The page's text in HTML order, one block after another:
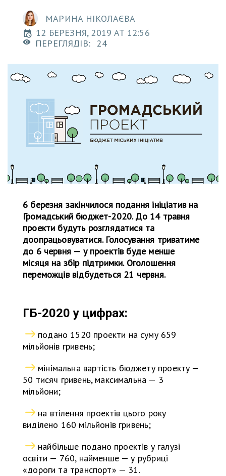
МАРИНА НІКОЛАЄВА
12 БЕРЕЗНЯ, 2019 AT 12:56
ПЕРЕГЛЯДІВ: 24
6 березня закінчилося подання ініціатив на
Громадський бюджет-2020. До 14 травня
проекти будуть розглядатися та
доопрацьовуватися. Голосування триватиме
до 6 червня — у проектів буде менше
місяця на збір підтримки. Оголошення
переможців відбудеться 21 червня.
ГБ-2020 у цифрах:
подано 1520 проекти на суму 659
мільйонів гривень;
мінімальна вартість бюджету проекту —
50 тисяч гривень, максимальна — 3
мільйони;
на втілення проектів цього року
виділено 160 мільйонів гривень;
найбільше подано проектів у галузі
освіти — 760, найменше — у рубриці
«дороги та транспорт» — 31.